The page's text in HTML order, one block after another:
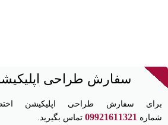
سفارش طراحی
برای سفارش طراحی اپلیکیشن
شماره 09921611321 تماس بگیرید.